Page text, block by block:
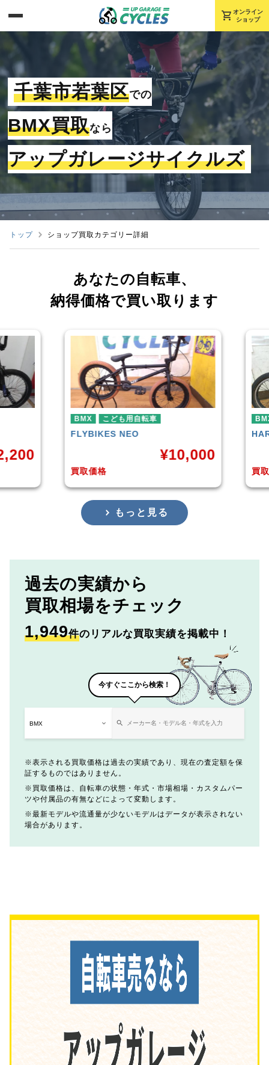
shopping_cart オンライン
ショップ
千葉市若葉区での
BMX買取なら
アップガレージサイクルズ
トップ ショップ買取カテゴリー詳細
あなたの自転車、
納得価格で買い取ります
¥10,000
BMX
HARODOWNTOWN
買取価格
¥4,225
もっと見る
過去の実績から
買取相場をチェック
1,949件のリアルな買取実績を掲載中！
今すぐここから検索！
表示される買取価格は過去の実績であり、現在の査定額を保
証するものではありません。
買取価格は、自転車の状態・年式・市場相場・カスタムパー
ツや付属品の有無などによって変動します。
最新モデルや流通量が少ないモデルはデータが表示されない
場合があります。